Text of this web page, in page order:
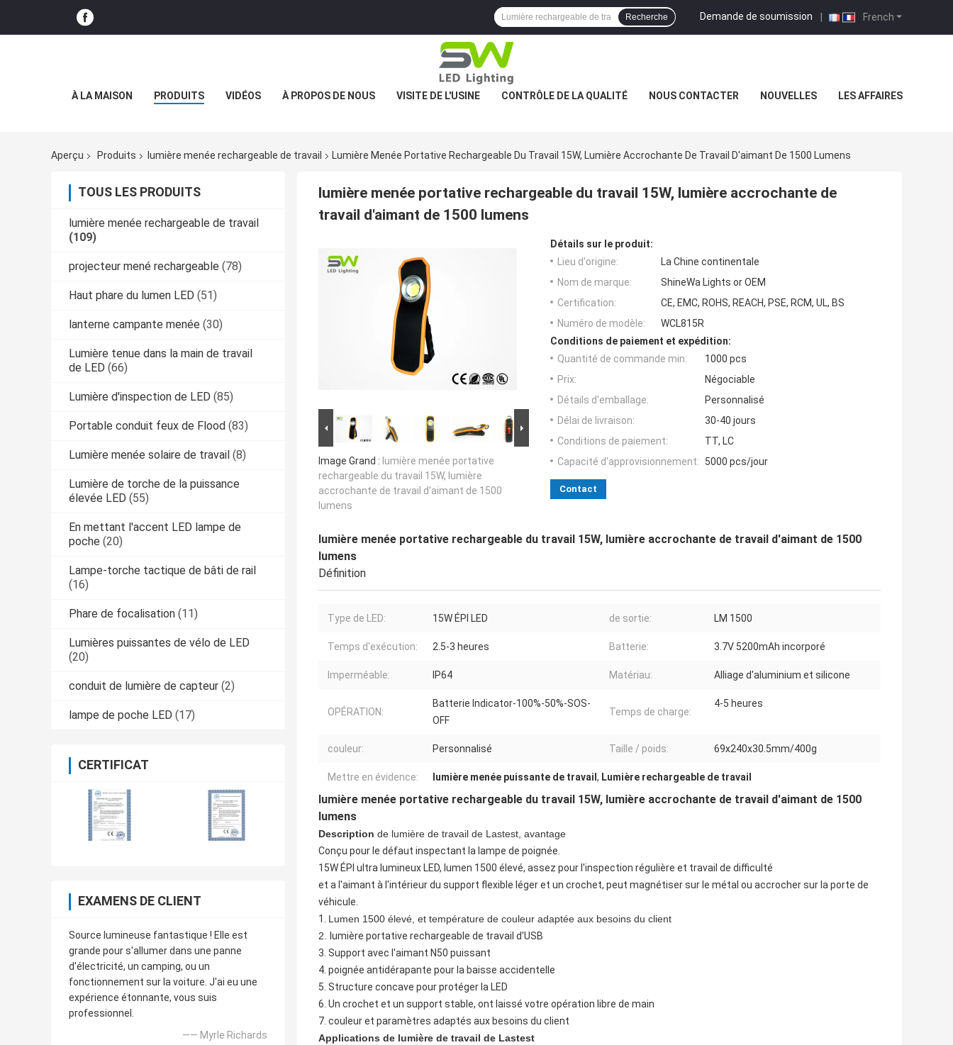
French
Demande de soumission |
Recherche
À LA MAISON PRODUITS VIDÉOS À PROPOS DE NOUS VISITE DE L'USINE CONTRÔLE DE LA QUALITÉ NOUS CONTACTER NOUVELLES LES AFFAIRES
Aperçu Produits lumière menée rechargeable de travail Lumière Menée Portative Rechargeable Du Travail 15W, Lumière Accrochante De Travail D'aimant De 1500 Lumens
TOUS LES PRODUITS
lumière menée rechargeable de travail
(109)
projecteur mené rechargeable (78)
Haut phare du lumen LED (51)
lanterne campante menée (30)
Lumière tenue dans la main de travail
de LED (66)
Lumière d'inspection de LED (85)
Portable conduit feux de Flood (83)
Lumière menée solaire de travail (8)
Lumière de torche de la puissance
élevée LED (55)
En mettant l'accent LED lampe de
poche (20)
Lampe-torche tactique de bâti de rail
(16)
Phare de focalisation (11)
Lumières puissantes de vélo de LED
(20)
conduit de lumière de capteur (2)
lampe de poche LED (17)
CERTIFICAT
EXAMENS DE CLIENT
Source lumineuse fantastique ! Elle est
grande pour s'allumer dans une panne
d'électricité, un camping, ou un
fonctionnement sur la voiture. J'ai eu une
expérience étonnante, vous suis
professionnel.
—— Myrle Richards
lumière menée portative rechargeable du travail 15W, lumière accrochante de
travail d'aimant de 1500 lumens
Image Grand : lumière menée portative
rechargeable du travail 15W, lumière
accrochante de travail d'aimant de 1500
lumens
Détails sur le produit:
Lieu d'origine:
La Chine continentale
Nom de marque:
ShineWa Lights or OEM
Certification:
CE, EMC, ROHS, REACH, PSE, RCM, UL, BS
Numéro de modèle:
WCL815R
Conditions de paiement et expédition:
Quantité de commande min:
1000 pcs
Prix:
Négociable
Détails d'emballage:
Personnalisé
Délai de livraison:
30-40 jours
Conditions de paiement:
TT, LC
Capacité d'approvisionnement:
5000 pcs/jour
Contact
lumière menée portative rechargeable du travail 15W, lumière accrochante de travail d'aimant de 1500
lumens
Définition
Type de LED: 15W ÉPI LED de sortie: LM 1500
Temps d'exécution: 2.5-3 heures Batterie: 3.7V 5200mAh incorporé
Imperméable: IP64 Matériau: Alliage d'aluminium et silicone
OPÉRATION:
Batterie Indicator-100%-50%-SOS-
OFF
Temps de charge:
4-5 heures
couleur: Personnalisé Taille / poids: 69x240x30.5mm/400g
Mettre en évidence: lumière menée puissante de travail , Lumière rechargeable de travail
lumière menée portative rechargeable du travail 15W, lumière accrochante de travail d'aimant de 1500
lumens
Description de lumière de travail de Lastest, avantage
Conçu pour le défaut inspectant la lampe de poignée.
15W ÉPI ultra lumineux LED, lumen 1500 élevé, assez pour l'inspection régulière et travail de difficulté
et a l'aimant à l'intérieur du support flexible léger et un crochet, peut magnétiser sur le métal ou accrocher sur la porte de
véhicule.
1. Lumen 1500 élevé, et température de couleur adaptée aux besoins du client
2. lumière portative rechargeable de travail d'USB
3. Support avec l'aimant N50 puissant
4. poignée antidérapante pour la baisse accidentelle
5. Structure concave pour protéger la LED
6. Un crochet et un support stable, ont laissé votre opération libre de main
7. couleur et paramètres adaptés aux besoins du client
Applications de lumière de travail de Lastest